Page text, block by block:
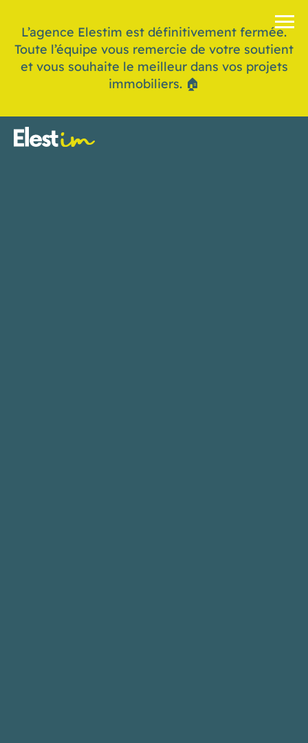
L’agence Elestim est définitivement fermée.
Toute l’équipe vous remercie de votre soutient
et vous souhaite le meilleur dans vos projets
immobiliers. 🏠